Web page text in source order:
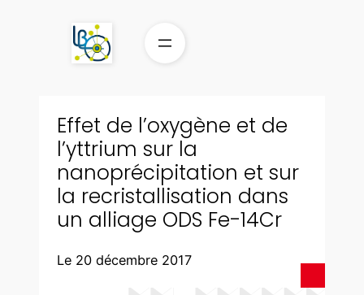
Effet de l’oxygène et de
l’yttrium sur la
nanoprécipitation et sur
la recristallisation dans
un alliage ODS Fe-14Cr
Le 20 décembre 2017